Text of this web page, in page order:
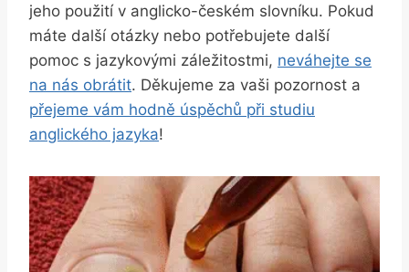
jeho použití v anglicko-českém slovníku. Pokud
máte další otázky nebo potřebujete další
pomoc s jazykovými záležitostmi, neváhejte se
na nás obrátit. Děkujeme za vaši pozornost a
přejeme vám hodně úspěchů při studiu
anglického jazyka!